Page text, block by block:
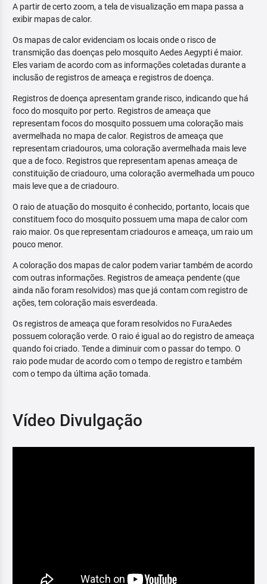
A partir de certo zoom, a tela de visualização em mapa passa a
exibir mapas de calor.
Os mapas de calor evidenciam os locais onde o risco de
transmição das doenças pelo mosquito Aedes Aegypti é maior.
Eles variam de acordo com as informações coletadas durante a
inclusão de registros de ameaça e registros de doença.
Registros de doença apresentam grande risco, indicando que há
foco do mosquito por perto. Registros de ameaça que
representam focos do mosquito possuem uma coloração mais
avermelhada no mapa de calor. Registros de ameaça que
representam criadouros, uma coloração avermelhada mais leve
que a de foco. Registros que representam apenas ameaça de
constituição de criadouro, uma coloração avermelhada um pouco
mais leve que a de criadouro.
O raio de atuação do mosquito é conhecido, portanto, locais que
constituem foco do mosquito possuem uma mapa de calor com
raio maior. Os que representam criadouros e ameaça, um raio um
pouco menor.
A coloração dos mapas de calor podem variar também de acordo
com outras informações. Registros de ameaça pendente (que
ainda não foram resolvidos) mas que já contam com registro de
ações, tem coloração mais esverdeada.
Os registros de ameaça que foram resolvidos no FuraAedes
possuem coloração verde. O raio é igual ao do registro de ameaça
quando foi criado. Tende a diminuir com o passar do tempo. O
raio pode mudar de acordo com o tempo de registro e também
com o tempo da última ação tomada.
Vídeo Divulgação